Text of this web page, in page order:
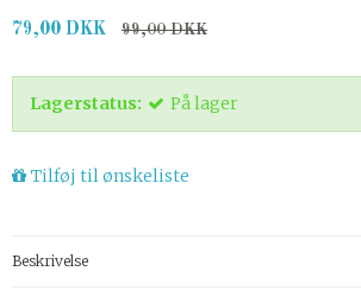
79,00 DKK 99,00 DKK
Lagerstatus: På lager
Tilføj til ønskeliste
Beskrivelse